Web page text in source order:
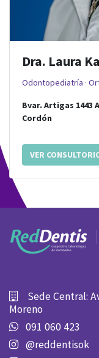
Dra. Laura
Odontopediatría ·
Bvar. Artigas 1443
Cordón
VER
Sede Central:
Moreno
091 060 423
@reddentisok